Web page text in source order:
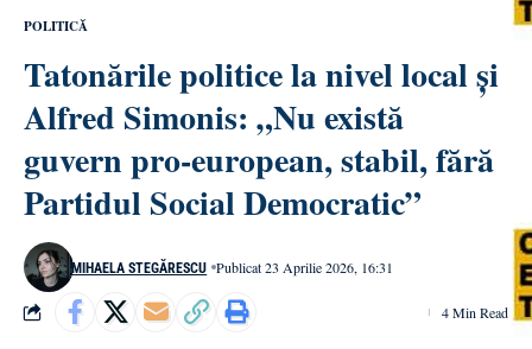
POLITICĂ
Tatonările politice la nivel local și
Alfred Simonis: „Nu există
guvern pro-european, stabil, fără
Partidul Social Democratic”
MIHAELA STEGĂRESCU Publicat 23 Aprilie 2026, 16:31
4 Min Read